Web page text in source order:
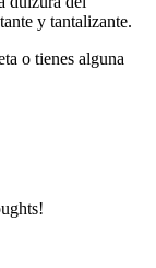
y tantalizante.
o tienes alguna